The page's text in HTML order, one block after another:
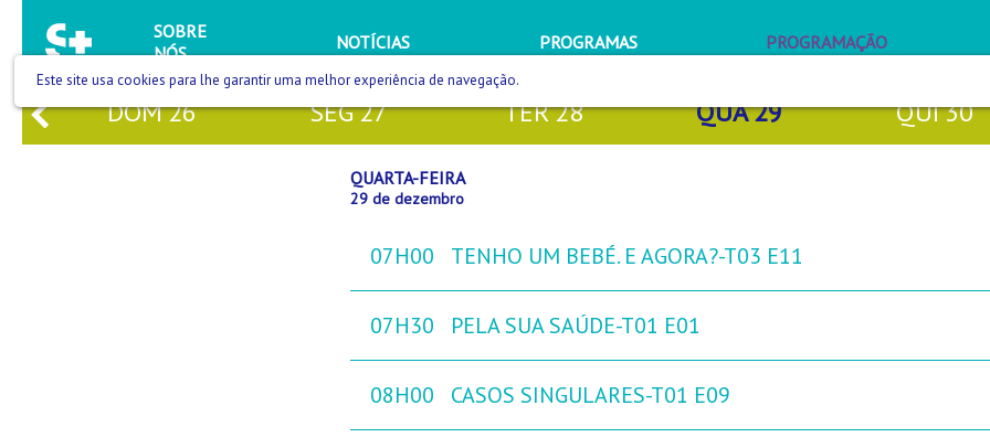
SOBRE
NÓS
NOTÍCIAS PROGRAMAS PROGRAMAÇÃO
DOM26 SEG27 TER28 QUA29 QUI30
QUARTA-FEIRA
29 de dezembro
07H00 TENHO UM BEBÉ. E AGORA?-T03 E11
07H30 PELA SUA SAÚDE-T01 E01
08H00 CASOS SINGULARES-T01 E09
Este site usa cookies para lhe garantir uma melhor experiência de navegação.